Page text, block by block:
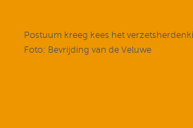
Postuum kreeg kees het
Foto: Bevrijding van de Veluwe